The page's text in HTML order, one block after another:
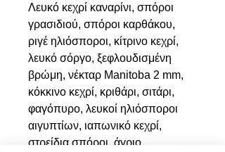
Λευκό κεχρί καναρίνι, σπόροι
γρασιδιού, σπόροι καρθάκου,
ριγέ ηλιόσποροι, κίτρινο κεχρί,
λευκό σόργο, ξεφλουδισμένη
βρώμη, νέκταρ Manitoba 2 mm,
κόκκινο κεχρί, κριθάρι, σιτάρι,
φαγόπυρο, λευκοί ηλιόσποροι
αιγυπτίων, ιαπωνικό κεχρί,
στρείδια σπόροι, άγριο